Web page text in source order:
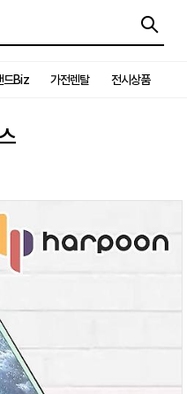
드Biz 가전렌탈 전시상품